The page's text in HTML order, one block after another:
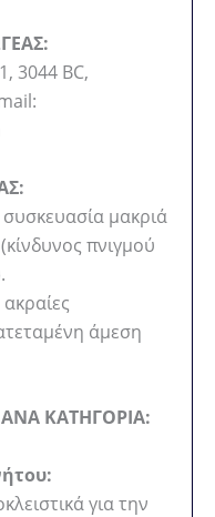
3044 BC,
μακριά
πνιγμού
άμεση
ΑΝΑ ΚΑΤΗΓΟΡΙΑ:
για την